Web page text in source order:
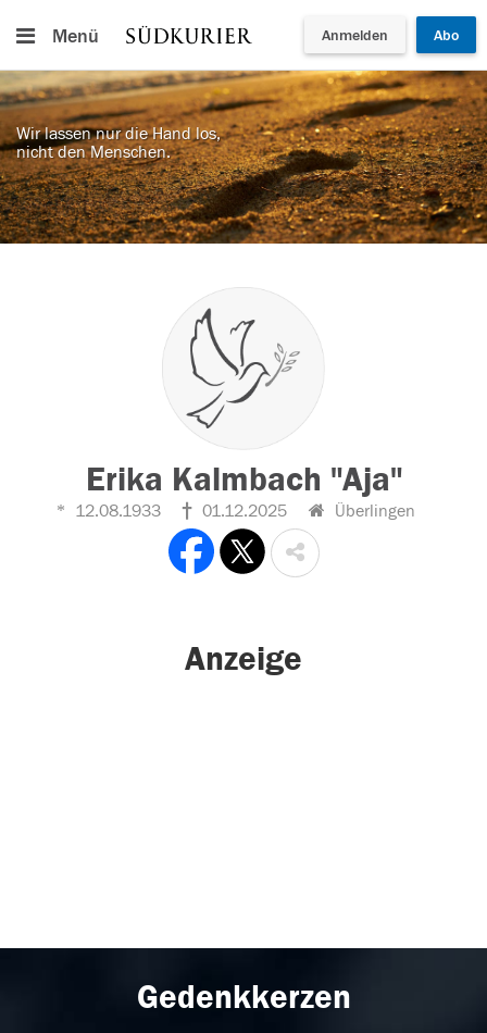
Menü Anmelden Abo
Wir lassen nur die Hand los,
nicht den Menschen.
Erika Kalmbach "Aja"
12.08.1933 01.12.2025 Überlingen
Anzeige
Gedenkkerzen